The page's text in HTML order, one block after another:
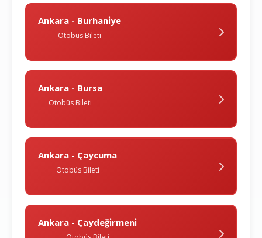
Ankara - Burhani̇ye
Otobüs Bileti
Ankara - Bursa
Otobüs Bileti
Ankara - Çaycuma
Otobüs Bileti
Ankara - Çaydeği̇rmeni̇